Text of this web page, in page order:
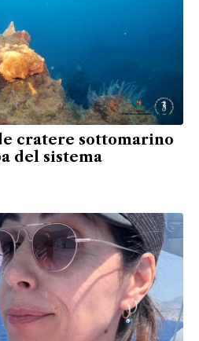
cratere sottomarino
del sistema